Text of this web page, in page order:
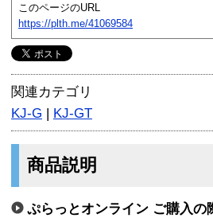
このページのURL
https://plth.me/41069584
関連カテゴリ
KJ-G | KJ-GT
商品説明
ぷらっとオンライン ご購入の